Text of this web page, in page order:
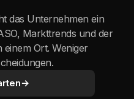
das Unternehmen ein
Markttrends und der
Ort. Weniger
→